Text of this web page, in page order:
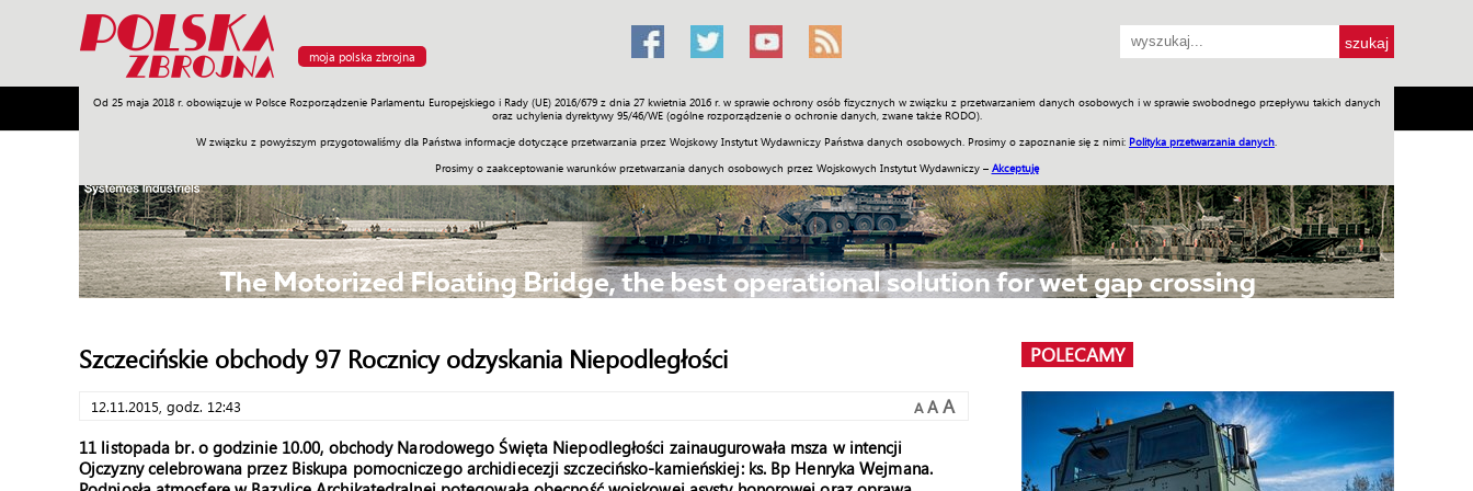
moja polska zbrojna
Od 25 maja 2018 r. obowiązuje w Polsce Rozporządzenie Parlamentu Europejskiego i Rady (UE) 2016/679 z dnia 27 kwietnia 2016 r. w sprawie ochrony osób fizycznych w związku z przetwarzaniem danych osobowych i w sprawie swobodnego przepływu takich danych
oraz uchylenia dyrektywy 95/46/WE (ogólne rozporządzenie o ochronie danych, zwane także RODO).
W związku z powyższym przygotowaliśmy dla Państwa informacje dotyczące przetwarzania przez Wojskowy Instytut Wydawniczy Państwa danych osobowych. Prosimy o zapoznanie się z nimi: Polityka przetwarzania danych
Prosimy o zaakceptowanie warunków przetwarzania danych osobowych przez Wojskowych Instytut Wydawniczy – Akceptuję
Armia Poligon Sprzęt Misje Polityka Prawo Świat Społeczność Sport Historia Galerie Wideo ENGLISH SKLEP Jednodniówki Praca w WIW
Szczecińskie obchody 97 Rocznicy odzyskania Niepodległości
12.11.2015, godz. 12:43 A A A
11 listopada br. o godzinie 10.00, obchody Narodowego Święta Niepodległości zainaugurowała msza w intencji
Ojczyzny celebrowana przez Biskupa pomocniczego archidiecezji szczecińsko-kamieńskiej: ks. Bp Henryka Wejmana.
POLECAMY